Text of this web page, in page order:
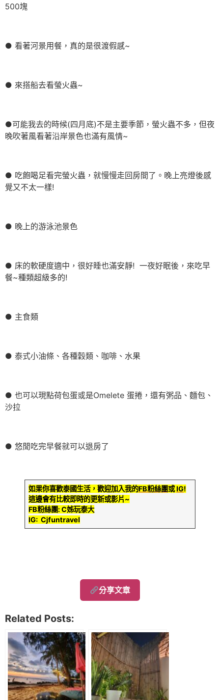
500塊
● 看著河景用餐，真的是很渡假感~
● 來搭船去看螢火蟲~
●可能我去的時候(四月底)不是主要季節，螢火蟲不多，但夜
晚吹著風看著沿岸景色也滿有風情~
● 吃飽喝足看完螢火蟲，就慢慢走回房間了。晚上亮燈後感
覺又不太一樣!
● 晚上的游泳池景色
● 床的軟硬度適中，很好睡也滿安靜! 一夜好眠後，來吃早
餐~種類超級多的!
● 主食類
● 泰式小油條、各種穀類、咖啡、水果
● 也可以現點荷包蛋或是Omelete 蛋捲，還有粥品、麵包、
沙拉
● 悠閒吃完早餐就可以退房了
如果你喜歡泰國生活，歡迎加入我的FB粉絲團或IG!
這邊會有比較即時的更新或影片~
FB粉絲團: C姊玩泰大
IG: Cjfuntravel
分享文章
Related Posts: